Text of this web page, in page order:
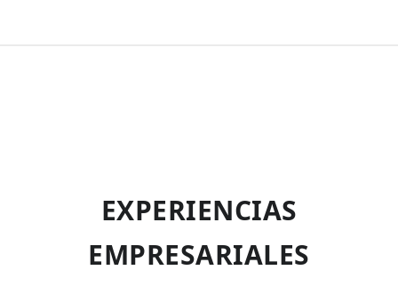
EXPERIENCIAS
EMPRESARIALES